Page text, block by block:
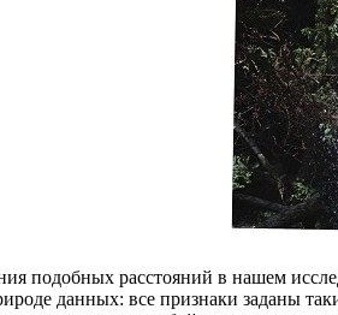
подобных расстояний в нашем
данных: все признаки заданы